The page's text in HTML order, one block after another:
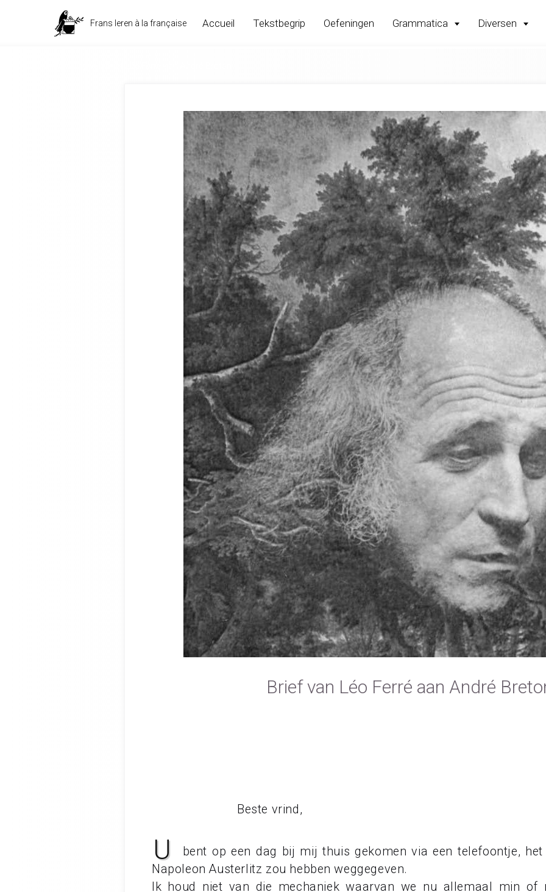
Frans leren à la française Accueil Tekstbegrip Oefeningen Grammatica Diversen
Brief van Léo Ferré aan André
Beste vrind,
U
bent op een dag bij mij thuis gekomen via een telefoontje,
Napoleon Austerlitz zou hebben weggegeven.
Ik houd niet van die mechaniek waarvan we nu allemaal min of